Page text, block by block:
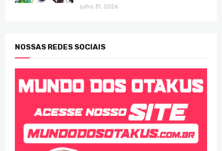
julho 31, 2026
NOSSAS REDES SOCIAIS